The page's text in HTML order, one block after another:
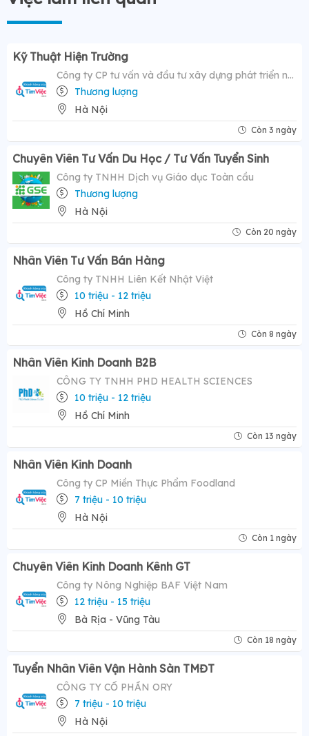
Kỹ Thuật Hiện Trường
Công ty CP tư vấn và đầu tư xây dựng phát triển nông thôn
Thương lượng
Hà Nội
Còn 3 ngày
Chuyên Viên Tư Vấn Du Học / Tư Vấn Tuyển Sinh
Công ty TNHH Dịch vụ Giáo dục Toàn cầu
Thương lượng
Hà Nội
Còn 20 ngày
Nhân Viên Tư Vấn Bán Hàng
Công ty TNHH Liên Kết Nhật Việt
10 triệu - 12 triệu
Hồ Chí Minh
Còn 8 ngày
Nhân Viên Kinh Doanh B2B
CÔNG TY TNHH PHD HEALTH SCIENCES
10 triệu - 12 triệu
Hồ Chí Minh
Còn 13 ngày
Nhân Viên Kinh Doanh
Công ty CP Miền Thực Phẩm Foodland
7 triệu - 10 triệu
Hà Nội
Còn 1 ngày
Chuyên Viên Kinh Doanh Kênh GT
Công ty Nông Nghiệp BAF Việt Nam
12 triệu - 15 triệu
Bà Rịa - Vũng Tàu
Còn 18 ngày
Tuyển Nhân Viên Vận Hành Sàn TMĐT
CÔNG TY CỔ PHẦN ORY
7 triệu - 10 triệu
Hà Nội